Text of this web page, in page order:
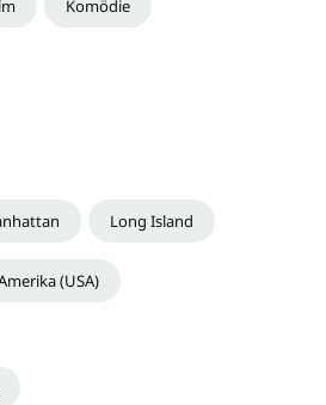
Komödie
Long Island
(USA)